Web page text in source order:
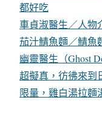
都好吃
車貞淑醫生／人物
茄汁鯖魚麵／鯖魚
幽靈醫生（Ghost
超擬真，彷彿來到
限量，雞白湯拉麵